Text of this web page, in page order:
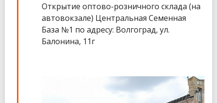
Открытие оптово-розничного склада (на
автовокзале) Центральная Семенная
База №1 по адресу: Волгоград, ул.
Балонина, 11г